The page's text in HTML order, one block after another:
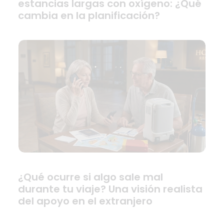
estancias largas con oxígeno: ¿Qué
cambia en la planificación?
¿Qué ocurre si algo sale mal
durante tu viaje? Una visión realista
del apoyo en el extranjero